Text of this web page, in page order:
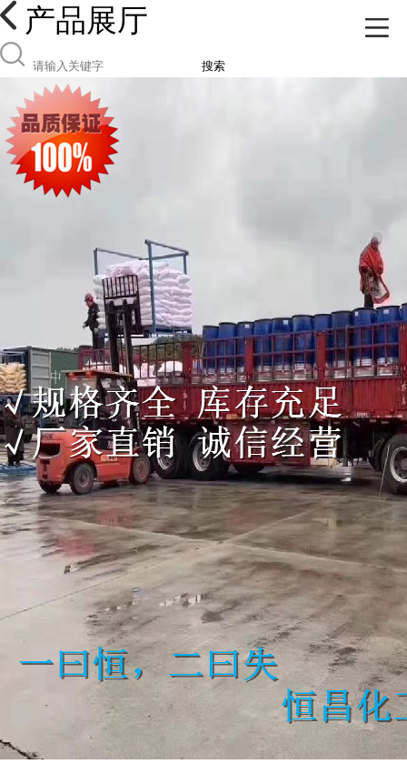
产品展厅
搜索